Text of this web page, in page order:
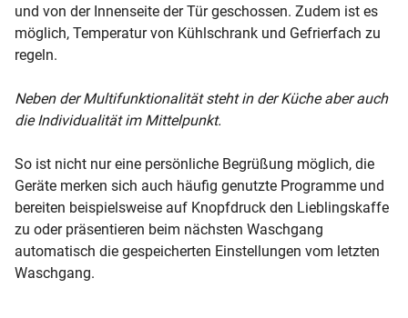
und von der Innenseite der Tür geschossen. Zudem ist es
möglich, Temperatur von Kühlschrank und Gefrierfach zu
regeln.
Neben der Multifunktionalität steht in der Küche aber auch
die Individualität im Mittelpunkt.
So ist nicht nur eine persönliche Begrüßung möglich, die
Geräte merken sich auch häufig genutzte Programme und
bereiten beispielsweise auf Knopfdruck den Lieblingskaffe
zu oder präsentieren beim nächsten Waschgang
automatisch die gespeicherten Einstellungen vom letzten
Waschgang.